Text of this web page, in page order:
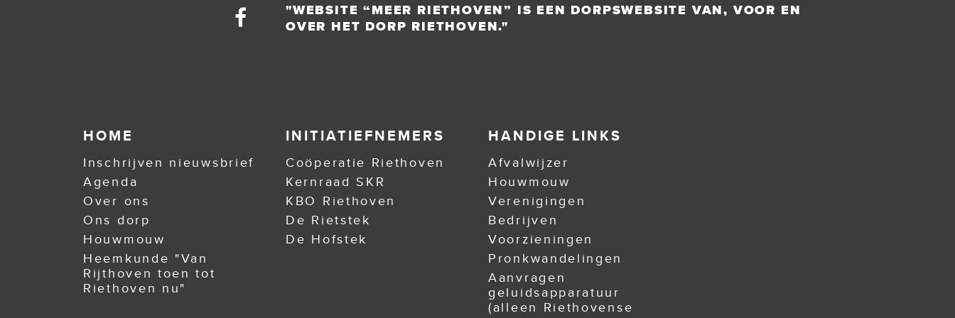
"WEBSITE “MEER RIETHOVEN” IS EEN DORPSWEBSITE VAN, VOOR EN
OVER HET DORP RIETHOVEN."
HOME
Inschrijven nieuwsbrief
Agenda
Over ons
Ons dorp
Houwmouw
Heemkunde "Van
Rijthoven toen tot
Riethoven nu"
INITIATIEFNEMERS
Coöperatie Riethoven
Kernraad SKR
KBO Riethoven
De Rietstek
De Hofstek
HANDIGE LINKS
Afvalwijzer
Houwmouw
Verenigingen
Bedrijven
Voorzieningen
Pronkwandelingen
Aanvragen
geluidsapparatuur
(alleen Riethovense